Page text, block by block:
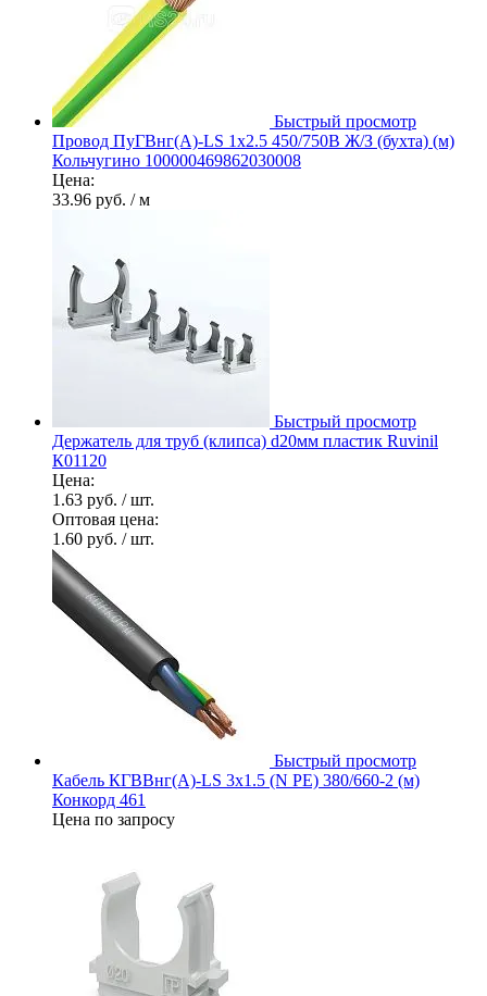
Быстрый просмотр
Провод ПуГВнг(А)-LS 1х2.5 450/750В Ж/З (бухта) (м)
Кольчугино 100000469862030008
Цена:
33.96 руб. / м
Быстрый просмотр
Держатель для труб (клипса) d20мм пластик Ruvinil
К01120
Цена:
1.63 руб. / шт.
Оптовая цена:
1.60 руб. / шт.
Быстрый просмотр
Кабель КГВВнг(А)-LS 3х1.5 (N PE) 380/660-2 (м)
Конкорд 461
Цена по запросу